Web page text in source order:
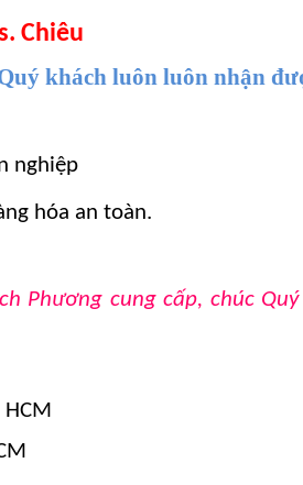
Chiêu
khách luôn luôn nhận đ
nghiệp
hóa an toàn.
Phương cung cấp, chúc Quý